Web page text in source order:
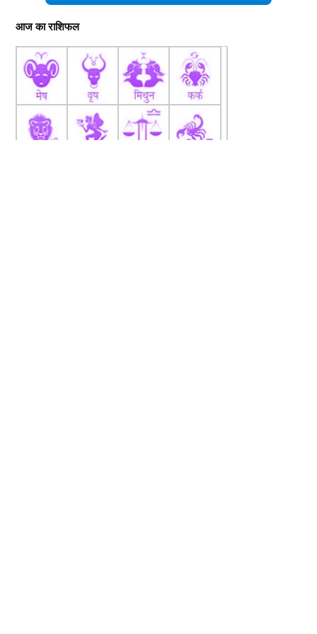
आज का राशिफल